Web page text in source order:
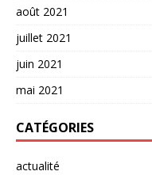
août 2021
juillet 2021
juin 2021
mai 2021
CATÉGORIES
actualité